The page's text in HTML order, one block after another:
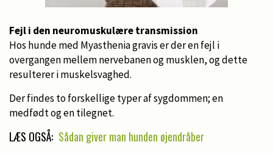
Fejl i den neuromuskulære transmission
Hos hunde med Myasthenia gravis er der en fejl i
overgangen mellem nervebanen og musklen, og dette
resulterer i muskelsvaghed.
Der findes to forskellige typer af sygdommen; en
medfødt og en tilegnet.
LÆS OGSÅ: Sådan giver man hunden øjendråber